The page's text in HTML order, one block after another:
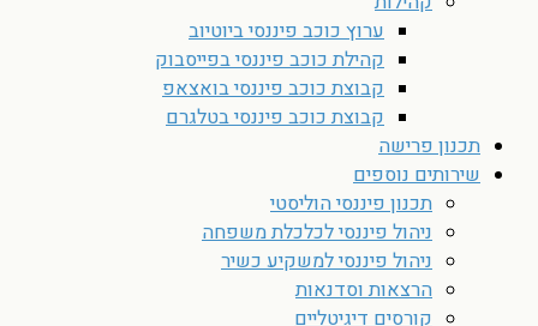
ערוץ כוכב פיננסי ביוטיוב
קהילת כוכב פיננסי בפייסבוק
קבוצת כוכב פיננסי בואצאפ
קבוצת כוכב פיננסי בטלגרם
תכנון פרישה
שירותים נוספים
תכנון פיננסי הוליסטי
ניהול פיננסי לכלכלת משפחה
ניהול פיננסי למשקיע כשיר
הרצאות וסדנאות
קורסים דיגיטליים